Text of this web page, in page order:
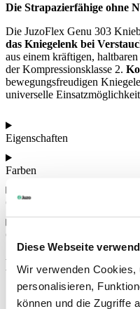
Diese Webseite
Wir verwenden
personalisieren,
können und die Zugriffe
Die Strapazierfähige ohne
Die JuzoFlex Genu 303
das Kniegelenk bei
aus einem kräftigen,
der Kompressionsklasse 2.
bewegungsfreudigen
universelle
Eigenschaften
Farben
Größen
Gebrauchsanweisung
Das könnte Sie